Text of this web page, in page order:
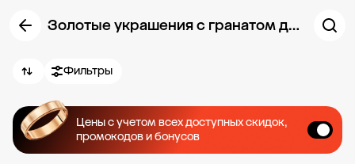
Золотые украшения с гранатом для женщин
Фильтры
Цены с учетом всех доступных скидок,
промокодов и бонусов